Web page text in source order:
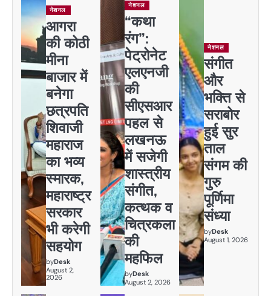
नेशनल
आगरा
की कोठी
मीना
बाजार में
बनेगा
छत्रपति
शिवाजी
महाराज
का भव्य
स्मारक,
महाराष्ट्र
सरकार
भी करेगी
सहयोग
byDesk
August 2,
2026
नेशनल
“कथा
रंग”:
पेट्रोनेट
एलएनजी
की
सीएसआर
पहल से
लखनऊ
में सजेगी
शास्त्रीय
संगीत,
कत्थक व
चित्रकला
की
महफिल
byDesk
August 2, 2026
नेशनल
संगीत
और
भक्ति से
सराबोर
हुई सुर
ताल
संगम की
गुरु
पूर्णिमा
संध्या
byDesk
August 1, 2026